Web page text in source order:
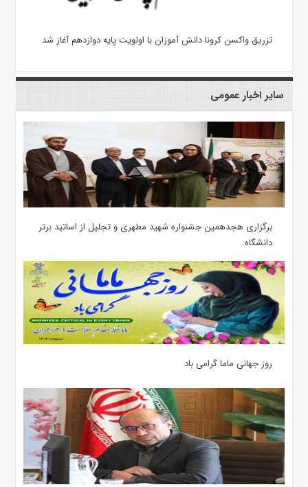
تزریق واکسن کرونا دانش آموزان با اولویت پایه دوازدهم آغاز شد
سایر اخبار عمومی
برگزاری هجدهمین جشنواره شهید مطهری و تجلیل از اساتید برتر
دانشگاه
روز جهانی ماما گرامی باد